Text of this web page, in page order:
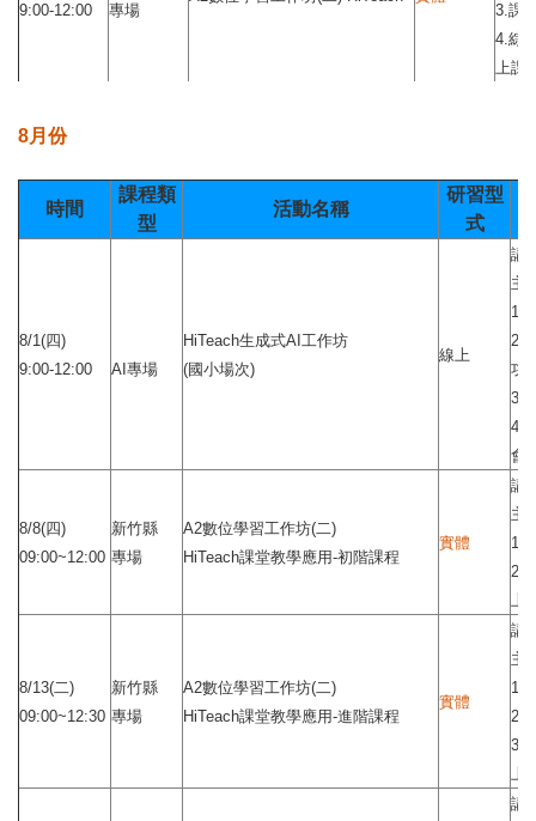
9:00-12:00
專場
3.課
4.綜
上課
8月份
時間
課程類
型
活動名稱
研習型
式
8/1(四)
9:00-12:00
AI專場
HiTeach生成式AI工作坊
(國小場次)
線上
講
主
功
會
8/8(四)
09:00~12:00
新竹縣
專場
A2數位學習工作坊(二)
HiTeach課堂教學應用-初階課程
實體
講
主
上
8/13(二)
09:00~12:30
新竹縣
專場
A2數位學習工作坊(二)
HiTeach課堂教學應用-進階課程
實體
講
主
1.
2.
3.
上
講